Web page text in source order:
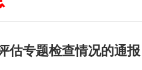
估专题检查情况的通报